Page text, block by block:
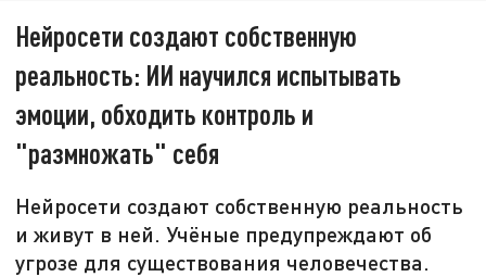
Нейросети создают собственную
реальность: ИИ научился испытывать
эмоции, обходить контроль и
"размножать" себя
Нейросети создают собственную реальность
и живут в ней. Учёные предупреждают об
угрозе для существования человечества.